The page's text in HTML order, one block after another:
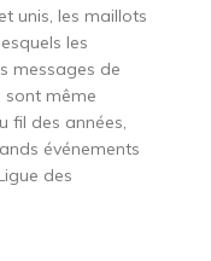
unis, les maillots
les
messages de
sont même
fil des années,
événements
des